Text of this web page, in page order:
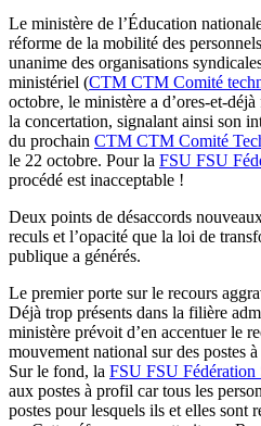
Le ministère de l’Éducation
réforme de la mobilité des
unanime des organisations
ministériel (CTM CTM Comité
octobre, le ministère a d’ores-et-
la concertation, signalant ainsi son
du prochain CTM CTM Comité
le 22 octobre. Pour la FSU FSU
procédé est inacceptable !
Deux points de désaccords
reculs et l’opacité que la loi de
publique a générés.
Le premier porte sur le recours
Déjà trop présents dans la filière
ministère prévoit d’en accentuer le
mouvement national sur des postes
Sur le fond, la FSU FSU
aux postes à profil car tous les
postes pour lesquels ils et elles sont